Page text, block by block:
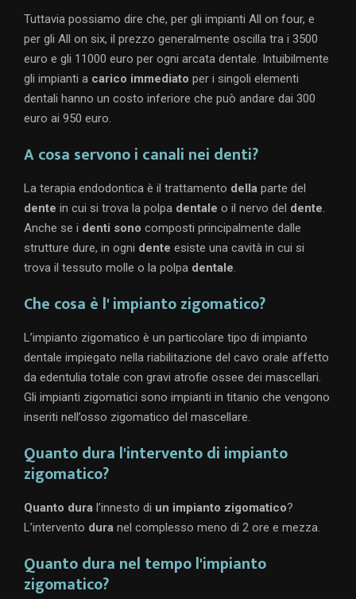
Tuttavia possiamo dire che, per gli impianti All on four, e
per gli All on six, il prezzo generalmente oscilla tra i 3500
euro e gli 11000 euro per ogni arcata dentale. Intuibilmente
gli impianti a carico immediato per i singoli elementi
dentali hanno un costo inferiore che può andare dai 300
euro ai 950 euro.
A cosa servono i canali nei denti?
La terapia endodontica è il trattamento della parte del
dente in cui si trova la polpa dentale o il nervo del dente.
Anche se i denti sono composti principalmente dalle
strutture dure, in ogni dente esiste una cavità in cui si
trova il tessuto molle o la polpa dentale.
Che cosa è l' impianto zigomatico?
L’impianto zigomatico è un particolare tipo di impianto
dentale impiegato nella riabilitazione del cavo orale affetto
da edentulia totale con gravi atrofie ossee dei mascellari.
Gli impianti zigomatici sono impianti in titanio che vengono
inseriti nell’osso zigomatico del mascellare.
Quanto dura l'intervento di impianto
zigomatico?
Quanto dura l’innesto di un impianto zigomatico?
L’intervento dura nel complesso meno di 2 ore e mezza.
Quanto dura nel tempo l'impianto
zigomatico?